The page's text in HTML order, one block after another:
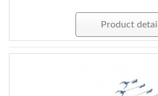
Product